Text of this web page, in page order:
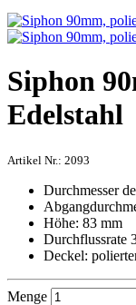
Siphon
Edelstahl
Artikel Nr.: 2093
Durchmesser
Höhe: 83 mm
Durchflussrate
Deckel:
Menge